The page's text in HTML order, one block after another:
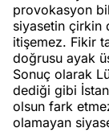
provokasyon
siyasetin çirkin
itişemez. Fikir
doğrusu ayak
Sonuç olarak
dediği gibi
olsun fark
olamayan